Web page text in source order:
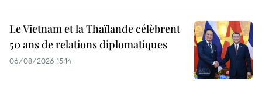
Le Vietnam et la Thaïlande célèbrent
50 ans de relations diplomatiques
06/08/2026 15:14